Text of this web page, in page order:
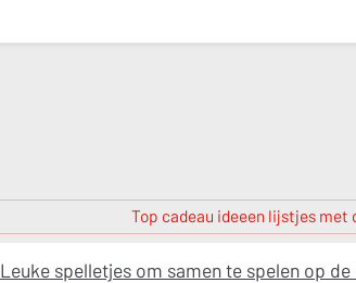
Top cadeau ideeen lijstjes met
Leuke spelletjes om samen te spelen op